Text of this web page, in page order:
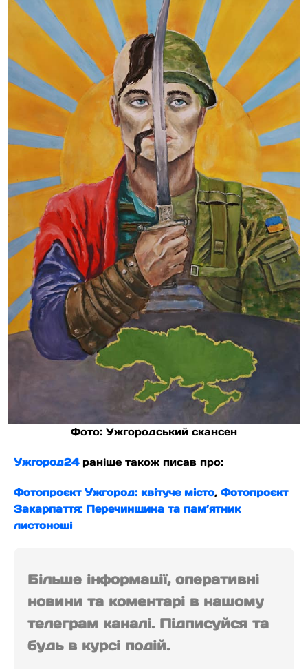
Фото: Ужгородський скансен
Ужгород24раніше також писав про:
Фотопроєкт Ужгород: квітуче місто, Фотопроєкт
Закарпаття: Перечинщина та пам’ятник
листоноші
Більше інформації, оперативні
новини та коментарі в нашому
телеграм каналі. Підписуйся та
будь в курсі подій.